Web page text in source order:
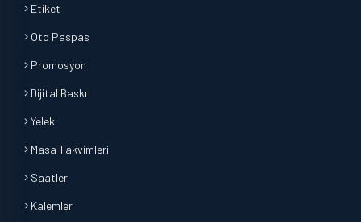
Etiket
Oto Paspas
Promosyon
Dijital Baskı
Yelek
Masa Takvimleri
Saatler
Kalemler